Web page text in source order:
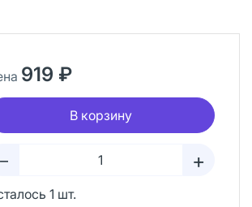
919 ₽
В корзину
– +
1 шт.